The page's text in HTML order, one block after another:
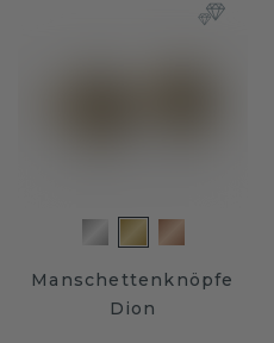
Manschettenknöpfe
Dion